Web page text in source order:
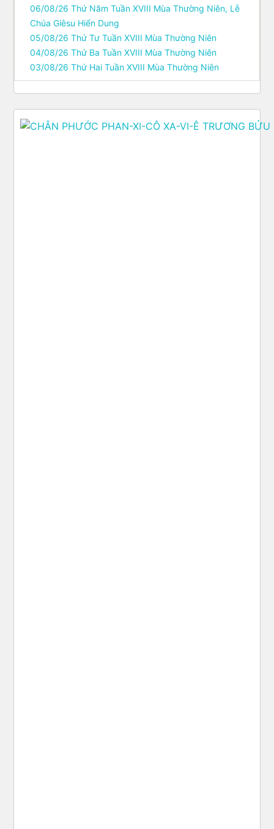
06/08/26 Thứ Năm Tuần XVIII Mùa Thường Niên, Lễ
Chúa Giêsu Hiển Dung
05/08/26 Thứ Tư Tuần XVIII Mùa Thường Niên
04/08/26 Thứ Ba Tuần XVIII Mùa Thường Niên
03/08/26 Thứ Hai Tuần XVIII Mùa Thường Niên